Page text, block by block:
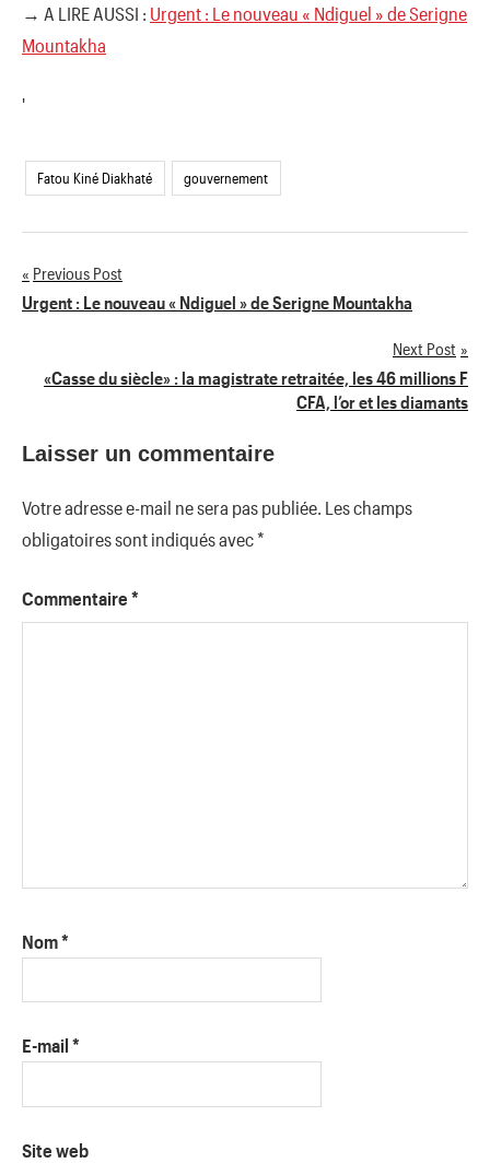
→ A LIRE AUSSI : Urgent : Le nouveau « Ndiguel » de Serigne
Mountakha
'
Fatou Kiné Diakhaté gouvernement
Navigation
l’article
Previous Post
Urgent : Le nouveau « Ndiguel » de Serigne Mountakha
Next Post
«Casse du siècle» : la magistrate retraitée, les 46 millions F
CFA, l’or et les diamants
Laisser un commentaire
Votre adresse e-mail ne sera pas publiée. Les champs
obligatoires sont indiqués avec*
Commentaire *
Nom*
E-mail *
Site web